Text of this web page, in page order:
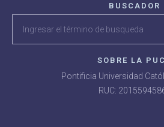
BUSCADOR
SOBRE LA
Pontificia Universidad
RUC: